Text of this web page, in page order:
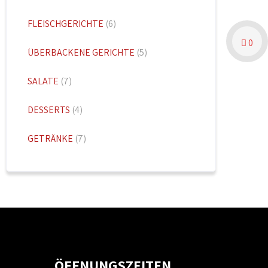
FLEISCHGERICHTE (6)
ÜBERBACKENE GERICHTE (5)
SALATE (7)
DESSERTS (4)
GETRÄNKE (7)
0